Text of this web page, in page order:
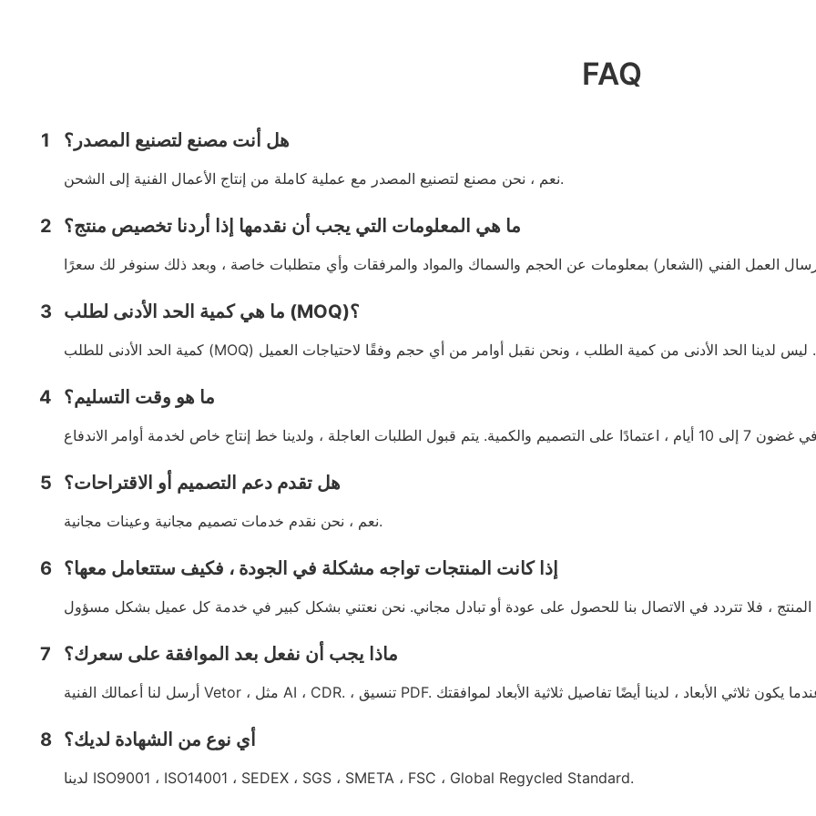
FAQ
1 هل أنت مصنع لتصنيع المصدر؟
نعم ، نحن مصنع لتصنيع المصدر مع عملية كاملة من إنتاج الأعمال الفنية إلى الشحن.
2 ما هي المعلومات التي يجب أن نقدمها إذا أردنا تخصيص منتج؟
3 ما هي كمية الحد الأدنى لطلب (MOQ)؟
4 ما هو وقت التسليم؟
5 هل تقدم دعم التصميم أو الاقتراحات؟
نعم ، نحن نقدم خدمات تصميم مجانية وعينات مجانية.
6 إذا كانت المنتجات تواجه مشكلة في الجودة ، فكيف ستتعامل معها؟
7 ماذا يجب أن نفعل بعد الموافقة على سعرك؟
8 أي نوع من الشهادة لديك؟
لدينا ISO9001 ، ISO14001 ، SEDEX ، SGS ، SMETA ، FSC ، Global Regycled Standard.